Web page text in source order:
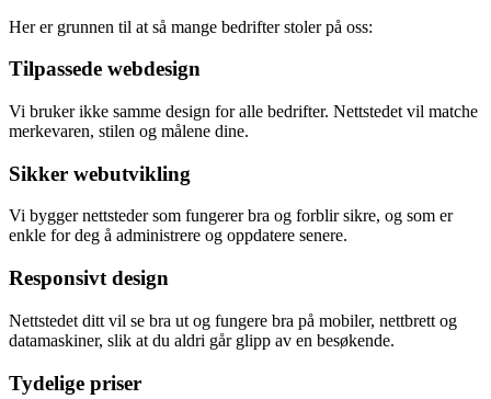
Her er grunnen til at så mange bedrifter stoler på oss:
Tilpassede webdesign
Vi bruker ikke samme design for alle bedrifter. Nettstedet vil matche
merkevaren, stilen og målene dine.
Sikker webutvikling
Vi bygger nettsteder som fungerer bra og forblir sikre, og som er
enkle for deg å administrere og oppdatere senere.
Responsivt design
Nettstedet ditt vil se bra ut og fungere bra på mobiler, nettbrett og
datamaskiner, slik at du aldri går glipp av en besøkende.
Tydelige priser